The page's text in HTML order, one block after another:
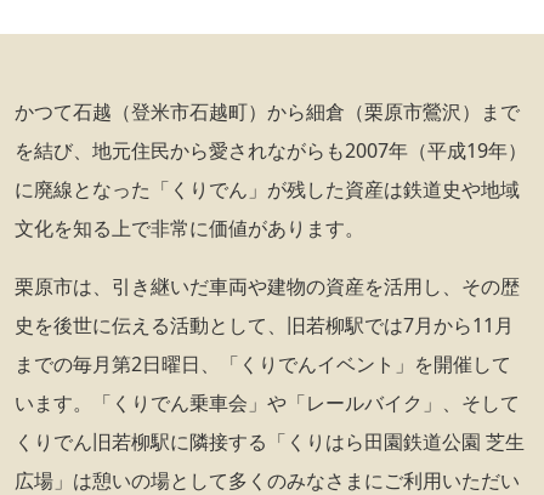
かつて石越（登米市石越町）から細倉（栗原市鶯沢）まで
を結び、地元住民から愛されながらも2007年（平成19年）
に廃線となった「くりでん」が残した資産は鉄道史や地域
文化を知る上で非常に価値があります。
栗原市は、引き継いだ車両や建物の資産を活用し、その歴
史を後世に伝える活動として、旧若柳駅では7月から11月
までの毎月第2日曜日、「くりでんイベント」を開催して
います。「くりでん乗車会」や「レールバイク」、そして
くりでん旧若柳駅に隣接する「くりはら田園鉄道公園 芝生
広場」は憩いの場として多くのみなさまにご利用いただい